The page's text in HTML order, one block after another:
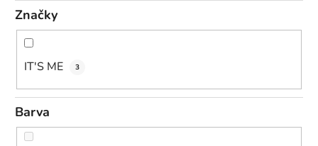
Značky
IT'S ME 3
Barva